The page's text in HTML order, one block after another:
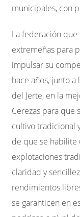
municipales, con
La federación que
extremeñas para
impulsar su
hace años, junto
del Jerte, en la
Cerezas para
cultivo tradicional
de que se habilite
explotaciones
claridad y
rendimientos
se garanticen en